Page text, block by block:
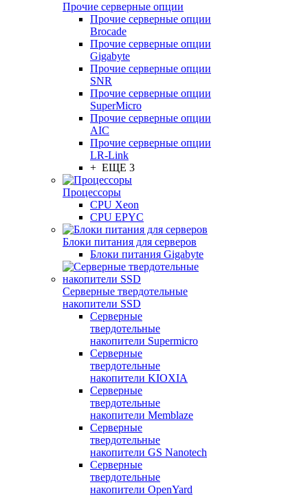
Прочие серверные опции
Прочие серверные опции
Brocade
Прочие серверные опции
Gigabyte
Прочие серверные опции
SNR
Прочие серверные опции
SuperMicro
Прочие серверные опции
AIC
Прочие серверные опции
LR-Link
+ ЕЩЕ 3
Процессоры
CPU Xeon
CPU EPYC
Блоки питания для серверов
Блоки питания Gigabyte
Серверные твердотельные
накопители SSD
Cерверные
твердотельные
накопители Supermicro
Cерверные
твердотельные
накопители KIOXIA
Cерверные
твердотельные
накопители Memblaze
Cерверные
твердотельные
накопители GS Nanotech
Серверные
твердотельные
накопители OpenYard